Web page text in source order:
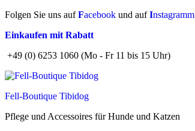
Zum
springen
Folgen Sie uns aufFacebook und aufInstagramm
Einkaufen mit Rabatt
+49 (0) 6253 1060 (Mo - Fr 11 bis 15 Uhr)
Fell-Boutique Tibidog
Pflege und Accessoires für Hunde und Katzen